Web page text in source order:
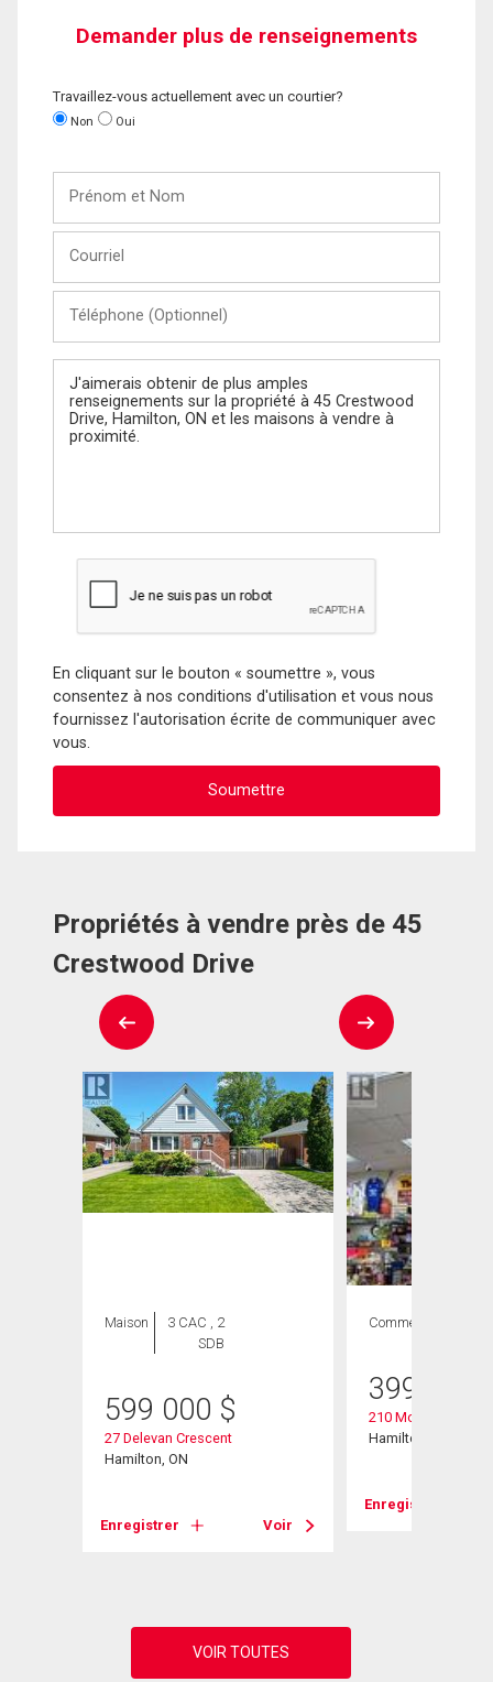
Demander plus de renseignements
Travaillez-vous actuellement avec un courtier?
Non Oui
Nom
(Optionnel)
Message
En cliquant sur le bouton « soumettre », vous
consentez à nos conditions d'utilisation et vous nous
fournissez l'autorisation écrite de communiquer avec
vous.
Propriétés à vendre près de 45
Crestwood Drive
Maison
3 CAC , 2
SDB
599 000 $
27 Delevan Crescent
Hamilton, ON
Enregistrer Voir
Commercial
399 000
210 Mohawk Road
Hamilton, ON
Enregistrer